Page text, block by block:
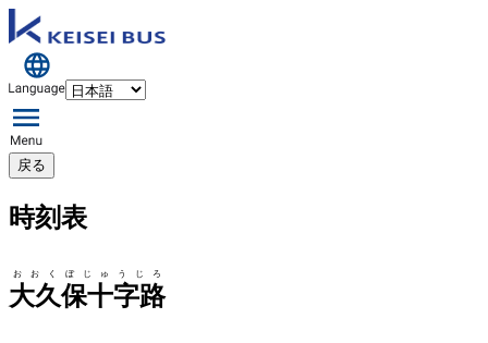
戻る
時刻表
大久保十字路
おおくぼじゅうじろ